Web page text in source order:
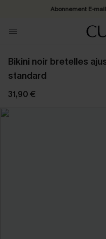
Abonnement E-
Bikini noir bretelles
standard
31,90 €